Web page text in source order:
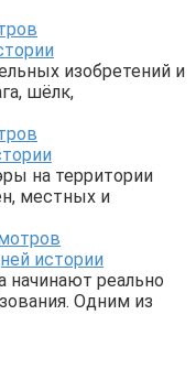
изобретений и
шёлк,
на территории
местных и
истории
начинают реально
Одним из